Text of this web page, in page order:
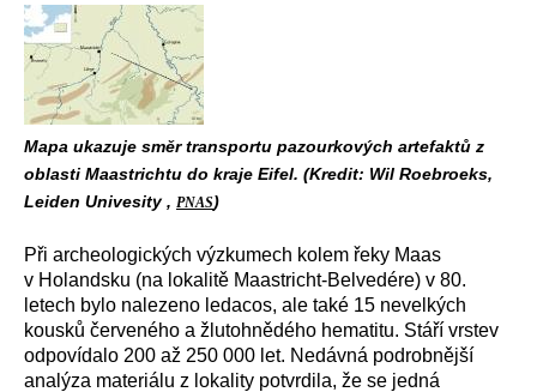
Mapa ukazuje směr transportu pazourkových artefaktů z
oblasti Maastrichtu do kraje Eifel. (Kredit: Wil Roebroeks,
Leiden Univesity , PNAS)
Při archeologických výzkumech kolem řeky Maas
v Holandsku (na lokalitě Maastricht-Belvedére) v 80.
letech bylo nalezeno ledacos, ale také 15 nevelkých
kousků červeného a žlutohnědého hematitu. Stáří vrstev
odpovídalo 200 až 250 000 let. Nedávná podrobnější
analýza materiálu z lokality potvrdila, že se jedná